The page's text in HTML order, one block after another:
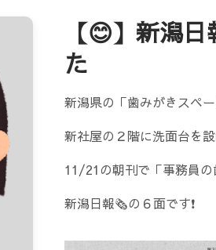
業ガイドブックにいがた（新潟市
応援サイト『COMPASS（コン
プ情報（新潟県） にいがた鮭
【😊】新潟
た
新潟県の「歯みがきスペ
新社屋の２階に洗面台を
11/21の朝刊で「事務員
新潟日報🗞️の６面です❗